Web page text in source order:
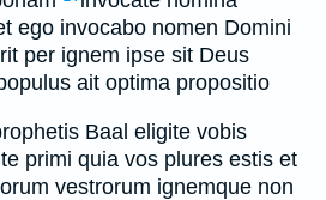
ego invocabo nomen Domini
per ignem ipse sit Deus
ait optima propositio
Baal eligite vobis
primi quia vos plures estis et
vestrorum ignemque non